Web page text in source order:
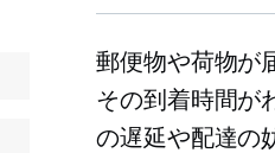
郵便物や荷物が
その到着時間が
の遅延や配達の